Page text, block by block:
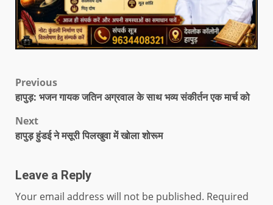
Previous
हापुड़: भजन गायक जतिन अग्रवाल के साथ भव्य संकीर्तन एक मार्च को
Next
हापुड़ हुंडई ने मसूरी पिलखुवा में खोला शोरूम
Leave a Reply
Your email address will not be published. Required